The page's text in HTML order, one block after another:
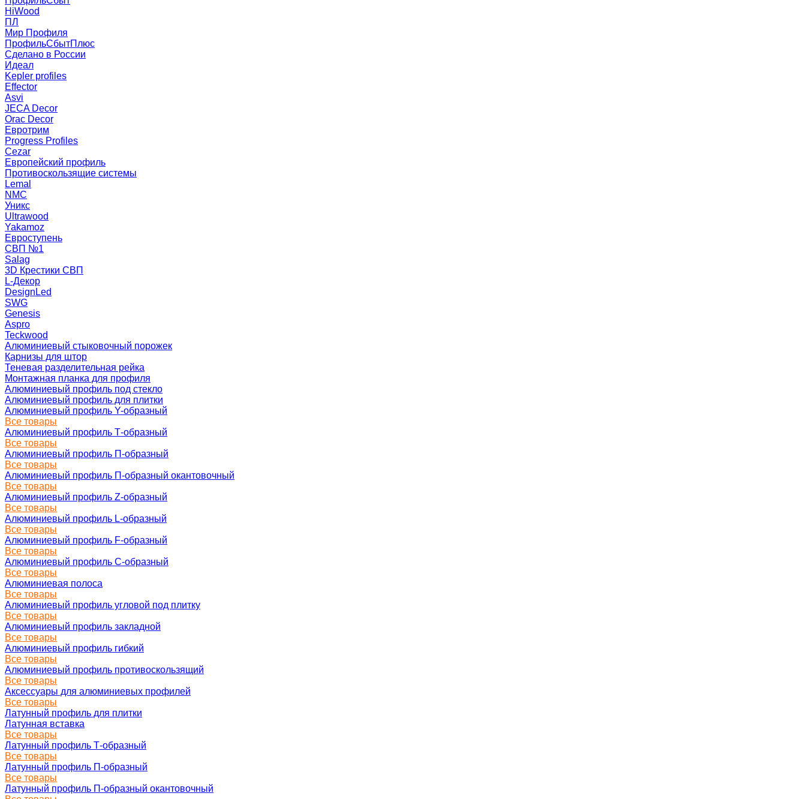
HiWood
ПЛ
Мир Профиля
ПрофильСбытПлюс
Сделано в России
Идеал
Kepler profiles
Effector
Asvi
JECA Decor
Orac Decor
Евротрим
Progress Profiles
Cezar
Европейский профиль
Противоскользящие системы
Lemal
NMC
Уникс
Ultrawood
Yakamoz
Евроступень
СВП №1
Salag
3D Крестики СВП
L-Декор
DesignLed
SWG
Genesis
Aspro
Teckwood
Алюминиевый стыковочный порожек
Карнизы для штор
Теневая разделительная рейка
Монтажная планка для профиля
Алюминиевый профиль под стекло
Алюминиевый профиль для плитки
Алюминиевый профиль Y-образный
Все товары
Алюминиевый профиль Т-образный
Все товары
Алюминиевый профиль П-образный
Все товары
Алюминиевый профиль П-образный окантовочный
Все товары
Алюминиевый профиль Z-образный
Все товары
Алюминиевый профиль L-образный
Все товары
Алюминиевый профиль F-образный
Все товары
Алюминиевый профиль C-образный
Все товары
Алюминиевая полоса
Все товары
Алюминиевый профиль угловой под плитку
Все товары
Алюминиевый профиль закладной
Все товары
Алюминиевый профиль гибкий
Все товары
Алюминиевый профиль противоскользящий
Все товары
Аксессуары для алюминиевых профилей
Все товары
Латунный профиль для плитки
Латунная вставка
Все товары
Латунный профиль Т-образный
Все товары
Латунный профиль П-образный
Все товары
Латунный профиль П-образный окантовочный